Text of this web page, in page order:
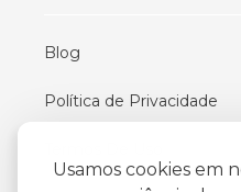
Usamos cookies em
Blog
Política de Privacidade